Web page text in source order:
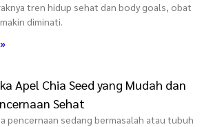
tren hidup sehat dan body goals, obat
diminati.
Apel Chia Seed yang Mudah dan
Sehat
pencernaan sedang bermasalah atau tubuh